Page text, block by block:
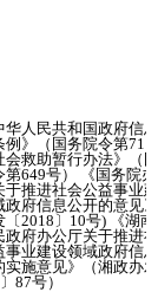
华人民共和国政府信
例》（国务院令第711
会救助暂行办法》（
第649号） 《国务院
于推进社会公益事业
政府信息公开的意见
〔2018〕10号) 《湖
政府办公厅关于推进
事业建设领域政府信
实施意见》（湘政办
87号）